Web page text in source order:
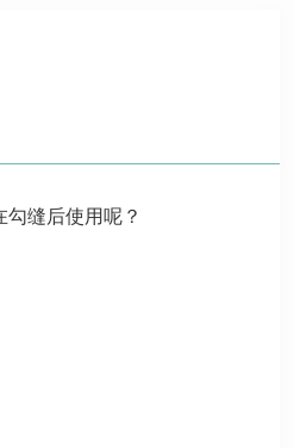
缝后使用呢？